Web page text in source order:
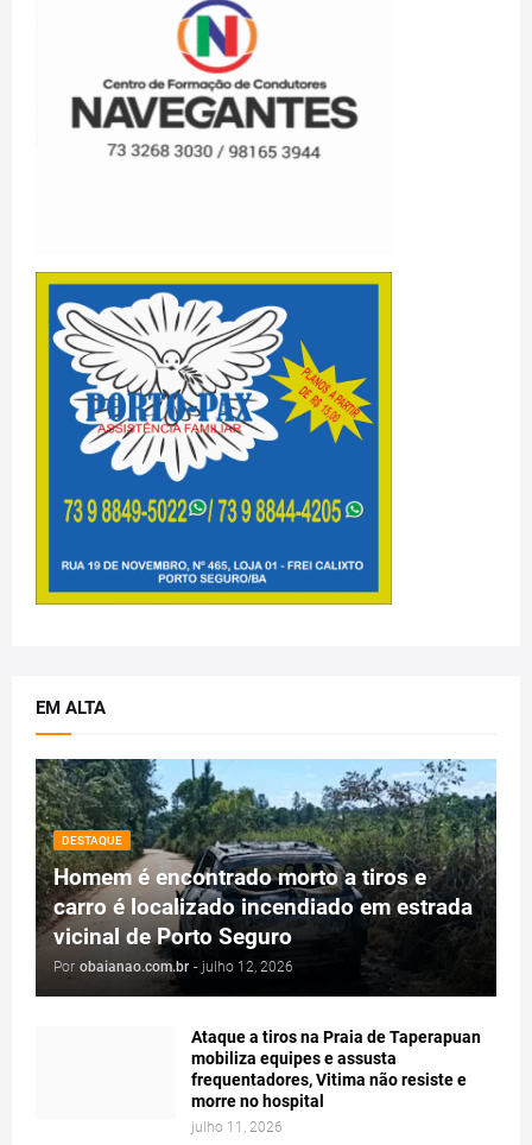
EM ALTA
DESTAQUE
Homem é encontrado morto a tiros e
carro é localizado incendiado em estrada
vicinal de Porto Seguro
Por obaianao.com.br - julho 12, 2026
Ataque a tiros na Praia de Taperapuan
mobiliza equipes e assusta
frequentadores, Vitima não resiste e
morre no hospital
julho 11, 2026